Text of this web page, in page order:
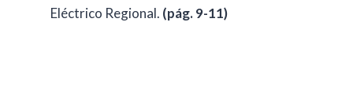
Eléctrico Regional. (pág. 9-11)